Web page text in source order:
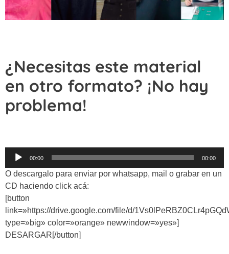
¿Necesitas este material
en otro formato? ¡No hay
problema!
Reproductor
audio
00:00 00:00
O descargalo para enviar por whatsapp, mail o grabar en un
CD haciendo click acá:
[button
link=»https://drive.google.com/file/d/
type=»big» color=»orange» newwindow=»yes»]
DESARGAR[/button]